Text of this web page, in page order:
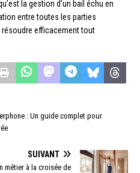
la gestion d’un bail échu en
entre toutes les parties
efficacement tout
: Un guide complet pour
SUIVANT
métier à la croisée de